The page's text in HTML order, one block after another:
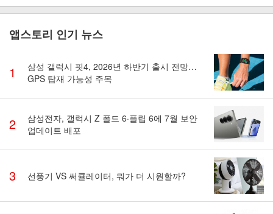
앱스토리 인기 뉴스
1
삼성 갤럭시 핏4, 2026년 하반기 출시 전망…
GPS 탑재 가능성 주목
2
삼성전자, 갤럭시 Z 폴드 6·플립 6에 7월 보안
업데이트 배포
3 선풍기 VS 써큘레이터, 뭐가 더 시원할까?